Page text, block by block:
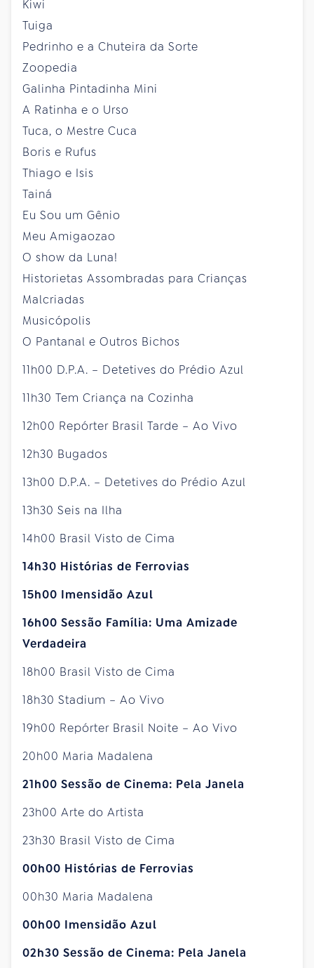
Kiwi
Tuiga
Pedrinho e a Chuteira da Sorte
Zoopedia
Galinha Pintadinha Mini
A Ratinha e o Urso
Tuca, o Mestre Cuca
Boris e Rufus
Thiago e Isis
Tainá
Eu Sou um Gênio
Meu Amigaozao
O show da Luna!
Historietas Assombradas para Crianças
Malcriadas
Musicópolis
O Pantanal e Outros Bichos
11h00 D.P.A. – Detetives do Prédio Azul
11h30 Tem Criança na Cozinha
12h00 Repórter Brasil Tarde – Ao Vivo
12h30 Bugados
13h00 D.P.A. – Detetives do Prédio Azul
13h30 Seis na Ilha
14h00 Brasil Visto de Cima
14h30 Histórias de Ferrovias
15h00 Imensidão Azul
16h00 Sessão Família: Uma Amizade
Verdadeira
18h00 Brasil Visto de Cima
18h30 Stadium – Ao Vivo
19h00 Repórter Brasil Noite – Ao Vivo
20h00 Maria Madalena
21h00 Sessão de Cinema: Pela Janela
23h00 Arte do Artista
23h30 Brasil Visto de Cima
00h00 Histórias de Ferrovias
00h30 Maria Madalena
00h00 Imensidão Azul
02h30 Sessão de Cinema: Pela Janela